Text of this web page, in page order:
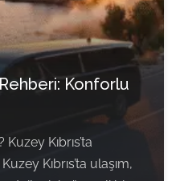
Konforlu
Kıbrıs’ta
Kıbrıs’ta ulaşım,